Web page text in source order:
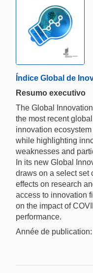
Índice Global de
Resumo executivo
The Global
the most recent
innovation
while highlighting
weaknesses and
In its new Global
draws on a select set
effects on research
access to innovation
on the impact of
performance.
Année de